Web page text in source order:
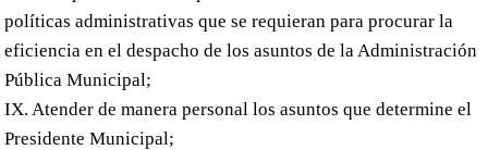
políticas administrativas que se requieran para procurar la
eficiencia en el despacho de los asuntos de la Administración
Pública Municipal;
IX. Atender de manera personal los asuntos que determine el
Presidente Municipal;